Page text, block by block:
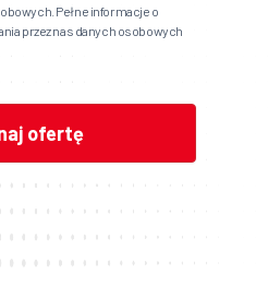
Pełne informacje o
przez nas danych osobowych